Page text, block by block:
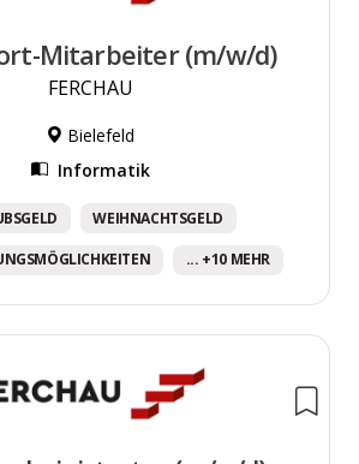
Mitarbeiter (m/w/d)
FERCHAU
Bielefeld
Informatik
WEIHNACHTSGELD
... +10 MEHR